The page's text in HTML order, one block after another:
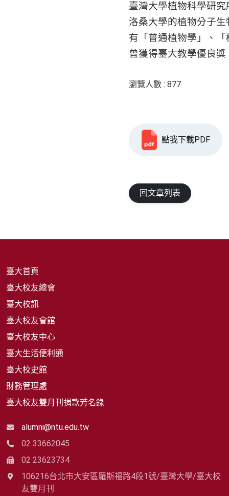
臺灣大學植物科學研
洛桑大學的植物分子
有「普通植物學」、
曾獲得臺大教學優良
瀏覽人數 : 877
點我下載PDF
回文章列表
臺大首頁
臺大校友總會
臺大校訊
臺大校友會館
臺大校友中心
臺大生活便利通
臺大校史館
財務管理處
臺大校友雙月刊捐款芳名錄
alumni@ntu.edu.tw
02 33662045
02 23623734
106216台北市大安區羅斯福路4段1號/臺灣大學/臺大校
友雙月刊